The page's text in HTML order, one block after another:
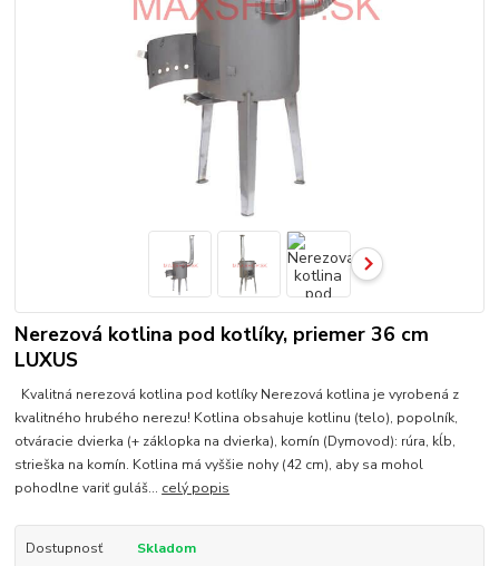
Nerezová kotlina pod kotlíky, priemer 36 cm
LUXUS
Kvalitná nerezová kotlina pod kotlíky Nerezová kotlina je vyrobená z
kvalitného hrubého nerezu! Kotlina obsahuje kotlinu (telo), popolník,
otváracie dvierka (+ záklopka na dvierka), komín (Dymovod): rúra, kĺb,
strieška na komín. Kotlina má vyššie nohy (42 cm), aby sa mohol
pohodlne variť guláš... celý popis
Dostupnosť Skladom